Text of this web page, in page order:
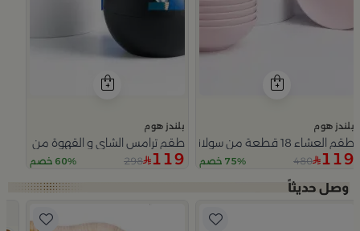
بلندز هوم
طقم العشاء 18 قطعة من سولانا
119
480 75% خصم
بلندز هوم
طقم ترامس الشاي و القهوة من سيمارا
119
298 60% خصم
Slide 1 of 5